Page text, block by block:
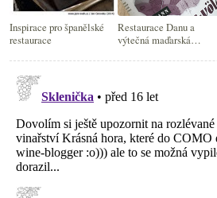
Inspirace pro španělské
restaurace
Restaurace Danu a
výtečná maďarská